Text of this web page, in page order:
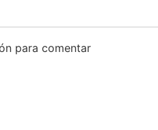
para comentar